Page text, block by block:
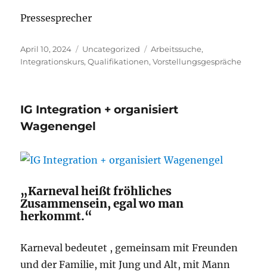
Pressesprecher
Veröffentlicht
am
April 10, 2024 Kategorien
Uncategorized Schlagwörter
Arbeitssuche,
Integrationskurs,Qualifikationen,Vorstellungsgespräche
IG Integration + organisiert
Wagenengel
„Karneval heißt fröhliches
Zusammensein, egal wo man
herkommt.“
Karneval bedeutet , gemeinsam mit Freunden
und der Familie, mit Jung und Alt, mit Mann